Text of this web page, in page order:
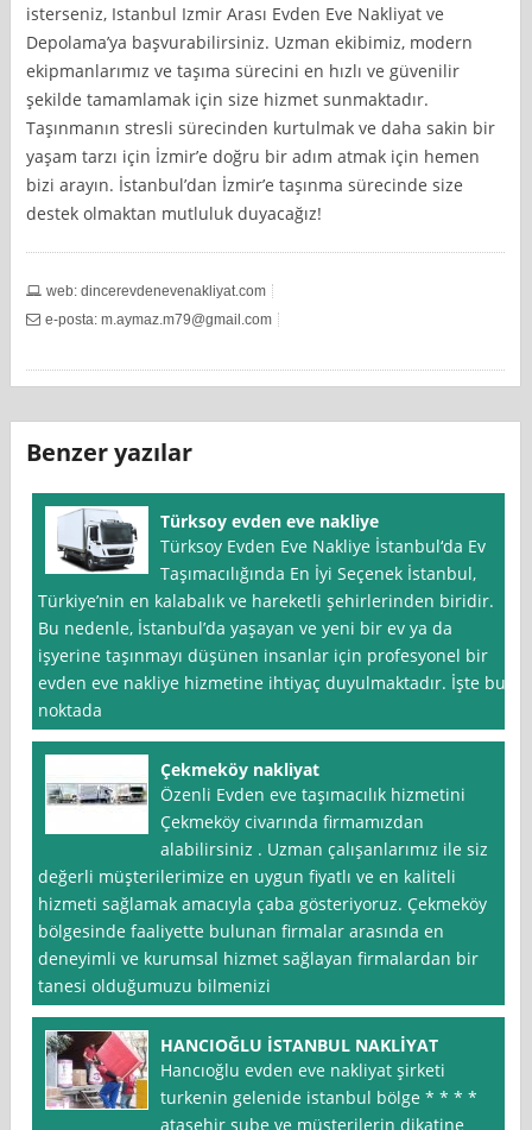
isterseniz, Istanbul Izmir Arası Evden Eve Nakliyat ve
Depolama’ya başvurabilirsiniz. Uzman ekibimiz, modern
ekipmanlarımız ve taşıma sürecini en hızlı ve güvenilir
şekilde tamamlamak için size hizmet sunmaktadır.
Taşınmanın stresli sürecinden kurtulmak ve daha sakin bir
yaşam tarzı için İzmir’e doğru bir adım atmak için hemen
bizi arayın. İstanbul’dan İzmir’e taşınma sürecinde size
destek olmaktan mutluluk duyacağız!
web: dincerevdenevenakliyat.com
e-posta:m.aymaz.m79@gmail.com
Benzer yazılar
Türksoy evden eve nakliye
Türksoy Evden Eve Nakliye İstanbul‘da Ev
Taşımacılığında En İyi Seçenek İstanbul,
Türkiye’nin en kalabalık ve hareketli şehirlerinden biridir.
Bu nedenle, İstanbul’da yaşayan ve yeni bir ev ya da
işyerine taşınmayı düşünen insanlar için profesyonel bir
evden eve nakliye hizmetine ihtiyaç duyulmaktadır. İşte bu
noktada
Çekmeköy nakliyat
Özenli Evden eve taşımacılık hizmetini
Çekmeköy civarında firmamızdan
alabilirsiniz . Uzman çalışanlarımız ile siz
değerli müşterilerimize en uygun fiyatlı ve en kaliteli
hizmeti sağlamak amacıyla çaba gösteriyoruz. Çekmeköy
bölgesinde faaliyette bulunan firmalar arasında en
deneyimli ve kurumsal hizmet sağlayan firmalardan bir
tanesi olduğumuzu bilmenizi
HANCIOĞLU İSTANBUL NAKLİYAT
Hancıoğlu evden eve nakliyat şirketi
turkenin gelenide istanbul bölge * * * *
ataşehir şube ve müşterilerin dikatine